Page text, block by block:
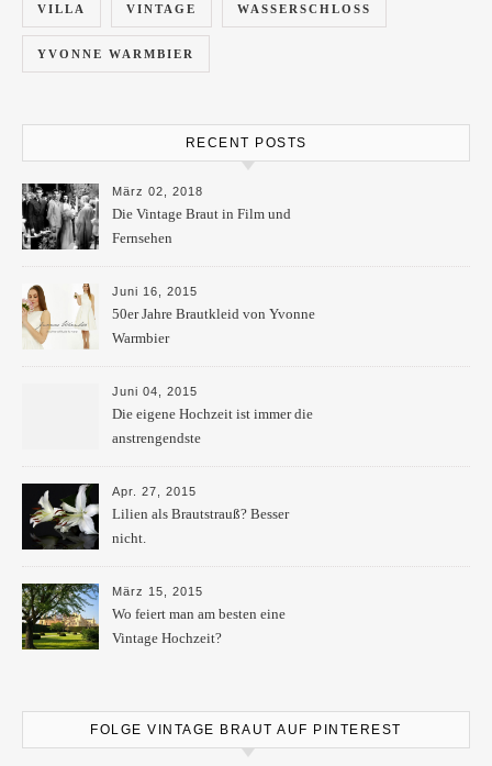
VILLA VINTAGE WASSERSCHLOSS
YVONNE WARMBIER
RECENT POSTS
März 02, 2018
Die Vintage Braut in Film und
Fernsehen
Juni 16, 2015
50er Jahre Brautkleid von Yvonne
Warmbier
Juni 04, 2015
Die eigene Hochzeit ist immer die
anstrengendste
Apr. 27, 2015
Lilien als Brautstrauß? Besser
nicht.
März 15, 2015
Wo feiert man am besten eine
Vintage Hochzeit?
FOLGE VINTAGE BRAUT AUF PINTEREST